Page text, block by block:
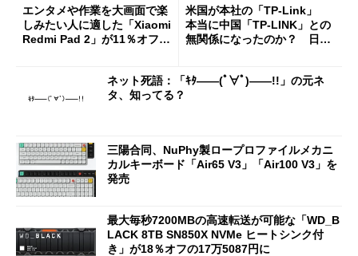
エンタメや作業を大画面で楽
しみたい人に適した「Xiaomi
Redmi Pad 2」が11％オフの
米国が本社の「TP-Link」
本当に中国「TP-LINK」との
無関係になったのか？ 日本
ネット死語：「ｷﾀ――(ﾟ∀ﾟ)――!!」の元ネ
タ、知ってる？
三陽合同、NuPhy製ロープロファイルメカニ
カルキーボード「Air65 V3」「Air100 V3」を
発売
最大毎秒7200MBの高速転送が可能な「WD_B
LACK 8TB SN850X NVMe ヒートシンク付
き」が18％オフの17万5087円に